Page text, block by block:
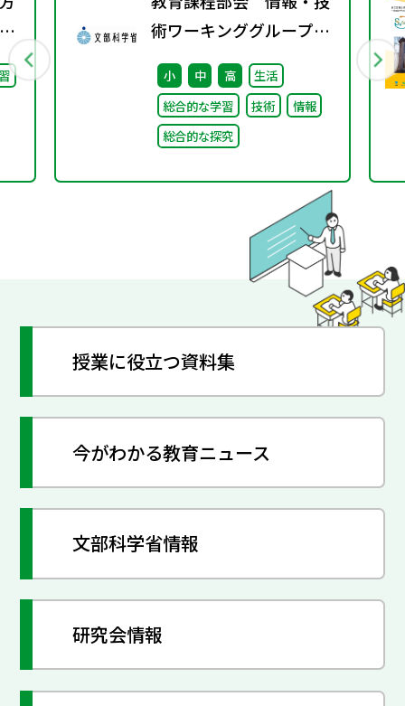
術ワーキンググループ
（第3回）／生活、総合
的な学習・探究の時間ワ
ーキンググループ（第2
回）合同会議 配付資料
小 中 高
生活
総合的な学習
技術
情報
総合的な探究
授業に役立つ資料集
今がわかる教育ニュース
文部科学省情報
研究会情報